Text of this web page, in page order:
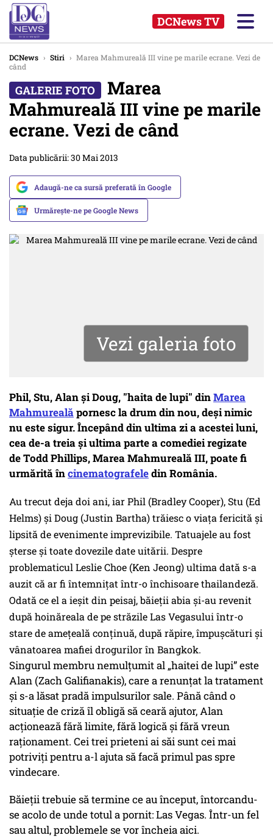
DCNews TV
DCNews › Stiri › Marea Mahmureală III vine pe marile ecrane. Vezi de
când
Marea
Mahmureală III vine pe marile
ecrane. Vezi de când
Data publicării: 30 Mai 2013
Adaugă-ne ca sursă preferată în Google
Urmărește-ne pe Google News
Vezi galeria foto
Phil, Stu, Alan şi Doug, "haita de lupi" dinMarea
Mahmurealăpornesc la drum din nou, deși nimic
nu este sigur. Începând din ultima zi a acestei luni,
cea de-a treia și ultima parte a comediei regizate
de Todd Phillips, Marea Mahmureală III, poate fi
urmărită încinematografeledin România.
Au trecut deja doi ani, iar Phil (Bradley Cooper), Stu (Ed
Helms) şi Doug (Justin Bartha) trăiesc o viaţa fericită şi
lipsită de evenimente imprevizibile. Tatuajele au fost
şterse şi toate dovezile date uitării. Despre
problematicul Leslie Choe (Ken Jeong) ultima dată s-a
auzit că ar fi întemniţat într-o închisoare thailandeză.
Odată ce el a ieşit din peisaj, băieţii abia şi-au revenit
după hoinăreala de pe străzile Las Vegasului într-o
stare de ameţeală conţinuă, după răpire, împuşcături şi
vânatoarea mafiei drogurilor în Bangkok.
Singurul membru nemulţumit al „haitei de lupi” este
Alan (Zach Galifianakis), care a renunţat la tratament
şi s-a lăsat pradă impulsurilor sale. Până când o
situaţie de criză îl obligă să ceară ajutor, Alan
acţionează fără limite, fără logică şi fără vreun
raţionament. Cei trei prieteni ai săi sunt cei mai
potriviţi pentru a-l ajuta să facă primul pas spre
vindecare.
Băieţii trebuie să termine ce au început, întorcandu-
se acolo de unde totul a pornit: Las Vegas. Într-un fel
sau altul, problemele se vor încheia aici.